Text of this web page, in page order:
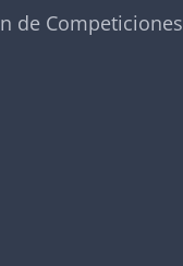
de Competiciones